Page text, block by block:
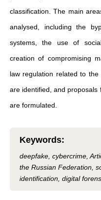
classification. The main
analysed, including the
systems, the use of
creation of compromising
law regulation related to
are identified, and proposals
are formulated.
Keywords:
deepfake, cybercrime,
the Russian Federation,
identification, digital